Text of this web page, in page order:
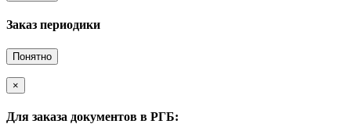
Заказ периодики
Понятно
×
Для заказа документов в РГБ: